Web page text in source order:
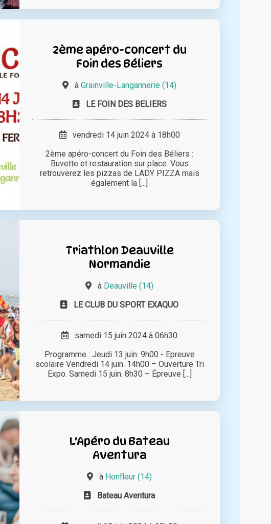
2ème apéro-concert du
Foin des Béliers
àGrainville-Langannerie (14)
LE FOIN DES BELIERS
vendredi 14 juin 2024 à 18h00
2ème apéro-concert du Foin des Béliers :
Buvette et restauration sur place. Vous
retrouverez les pizzas de LADY PIZZA mais
également la [...]
Triathlon Deauville
Normandie
à Deauville (14)
LE CLUB DU SPORT EXAQUO
samedi 15 juin 2024 à 06h30
Programme : Jeudi 13 juin. 9h00 - Epreuve
scolaire Vendredi 14 juin. 14h00 – Ouverture Tri
Expo. Samedi 15 juin. 8h30 – Épreuve [...]
L'Apéro du Bateau
Aventura
à Honfleur (14)
Bateau Aventura